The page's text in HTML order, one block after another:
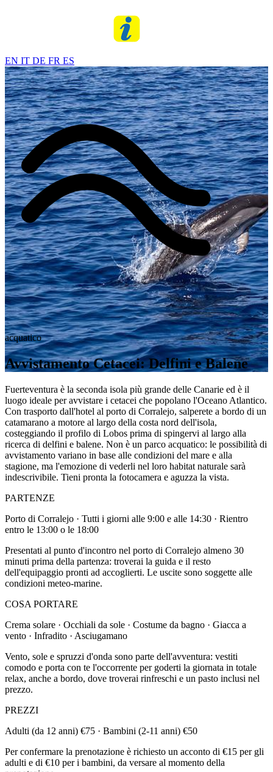
EN IT DE FR ES
acquatico
Avvistamento Cetacei: Delfini e Balene
Fuerteventura è la seconda isola più grande delle Canarie ed è il
luogo ideale per avvistare i cetacei che popolano l'Oceano Atlantico.
Con trasporto dall'hotel al porto di Corralejo, salperete a bordo di un
catamarano a motore al largo della costa nord dell'isola,
costeggiando il profilo di Lobos prima di spingervi al largo alla
ricerca di delfini e balene. Non è un parco acquatico: le possibilità di
avvistamento variano in base alle condizioni del mare e alla
stagione, ma l'emozione di vederli nel loro habitat naturale sarà
indescrivibile. Tieni pronta la fotocamera e aguzza la vista.
PARTENZE
Porto di Corralejo · Tutti i giorni alle 9:00 e alle 14:30 · Rientro
entro le 13:00 o le 18:00
Presentati al punto d'incontro nel porto di Corralejo almeno 30
minuti prima della partenza: troverai la guida e il resto
dell'equipaggio pronti ad accoglierti. Le uscite sono soggette alle
condizioni meteo-marine.
COSA PORTARE
Crema solare · Occhiali da sole · Costume da bagno · Giacca a
vento · Infradito · Asciugamano
Vento, sole e spruzzi d'onda sono parte dell'avventura: vestiti
comodo e porta con te l'occorrente per goderti la giornata in totale
relax, anche a bordo, dove troverai rinfreschi e un pasto inclusi nel
prezzo.
PREZZI
Adulti (da 12 anni) €75 · Bambini (2-11 anni) €50
Per confermare la prenotazione è richiesto un acconto di €15 per gli
adulti e di €10 per i bambini, da versare al momento della